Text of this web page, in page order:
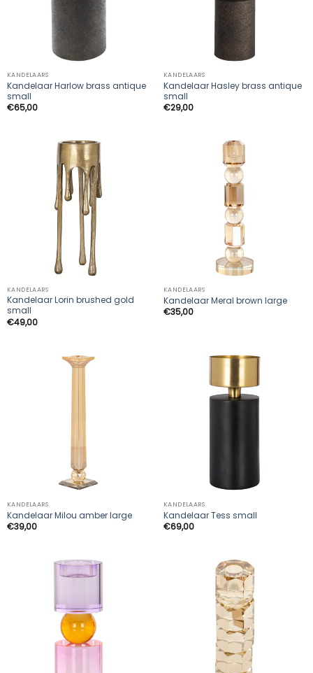
KANDELAARS
Kandelaar Harlow brass antique
small
€65,00
KANDELAARS
Kandelaar Hasley brass antique
small
€29,00
KANDELAARS
Kandelaar Lorin brushed gold
small
€49,00
KANDELAARS
Kandelaar Meral brown large
€35,00
KANDELAARS
Kandelaar Milou amber large
€39,00
KANDELAARS
Kandelaar Tess small
€69,00